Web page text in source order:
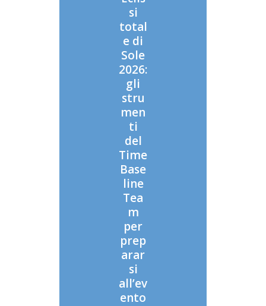
si
total
e di
Sole
2026:
gli
stru
men
ti
del
Time
Base
line
Tea
m
per
prep
arar
si
all’ev
ento